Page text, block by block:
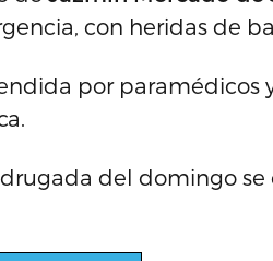
con heridas de
por paramédicos
del domingo